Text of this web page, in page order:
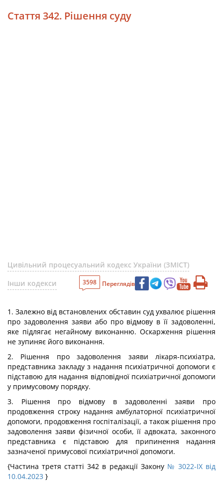
Стаття 342. Рішення суду
Цивільний процесуальний кодекс України (ЗМІСТ)
Інши кодекси
3598 Переглядів
1. Залежно від встановлених обставин суд ухвалює рішення
про задоволення заяви або про відмову в її задоволенні,
яке підлягає негайному виконанню. Оскарження рішення
не зупиняє його виконання.
2. Рішення про задоволення заяви лікаря-психіатра,
представника закладу з надання психіатричної допомоги є
підставою для надання відповідної психіатричної допомоги
у примусовому порядку.
3. Рішення про відмову в задоволенні заяви про
продовження строку надання амбулаторної психіатричної
допомоги, продовження госпіталізації, а також рішення про
задоволення заяви фізичної особи, її адвоката, законного
представника є підставою для припинення надання
зазначеної примусової психіатричної допомоги.
{Частина третя статті 342 в редакції Закону № 3022-IX від
10.04.2023 }